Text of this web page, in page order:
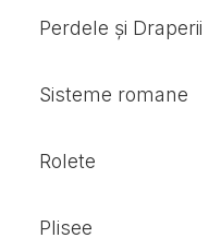
Perdele și Draperii
Sisteme romane
Rolete
Plisee